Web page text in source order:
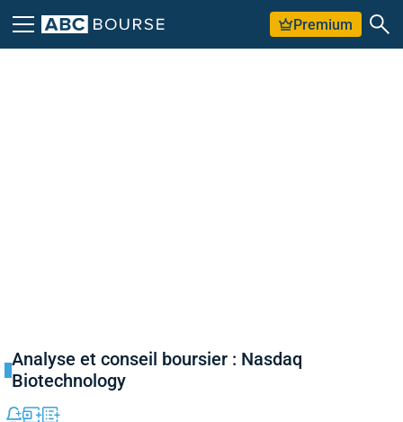
Premium
Analyse et conseil boursier : Nasdaq
Biotechnology